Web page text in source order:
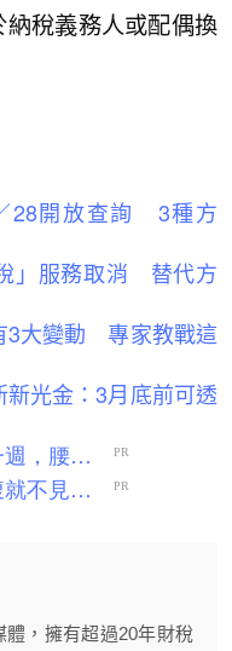
稅義務人或配偶換
28開放查詢 3種方
」服務取消 替代方
3大變動 專家教戰這
光金：3月底前可透
，擁有超過20年財稅